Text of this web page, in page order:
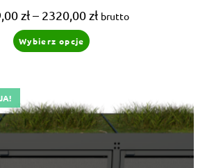
zł– 2320,00złZakres
cen:
brutto
Wybierz opcje produkt
wybrać
na
stronie
produktu